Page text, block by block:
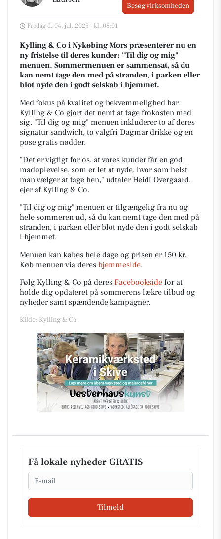
Besøg virksomheden
Fredag d. 04. jul. 2025 - kl. 08:01
Kylling & Co i Nykøbing Mors præsenterer nu en
ny fristelse til deres kunder: "Til dig og mig"
menuen. Sommermenuen er sammensat, så du
kan nemt tage den med på stranden, i parken eller
blot nyde den i godt selskab i hjemmet.
Med fokus på kvalitet og bekvemmelighed har
Kylling & Co gjort det nemt at tage frokosten med
sig. "Til dig og mig" menuen inkluderer to af deres
signatur sandwich, to valgfri Dagmar drikke og en
pose gratis nødder.
"Det er vigtigt for os, at vores kunder får en god
madoplevelse, som er let at nyde, hvor som helst
man vælger at tage hen," udtaler Heidi Overgaard,
ejer af Kylling & Co.
"Til dig og mig" menuen er tilgængelig fra nu og
hele sommeren ud, så du kan nemt tage den med på
stranden, i parken eller blot nyde den i godt selskab
i hjemmet.
Menuen kan købes hele dage og prisen er 150 kr.
Køb menuen via deres hjemmeside.
Følg Kylling & Co på deres Facebookside for at
holde dig opdateret på sommerens lækre tilbud og
nyheder samt spændende kampagner.
Kilde: Kylling & Co
Få lokale nyheder GRATIS
Email
Tilmeld